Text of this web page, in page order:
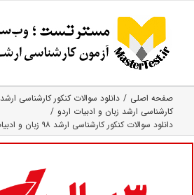
content
صفحه اصلی
دانلود سوالات کنکور کارشناسی ارشد
کارشناسی ارشد زبان و ادبیات اردو
دانلود سوالات کنکور کارشناسی ارشد ۹۸ زبان و ادبیات اردو (کد ۱۱۲۹)